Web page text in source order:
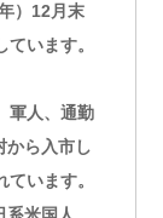
）12月末
います。
軍人、通勤
から入市し
います。